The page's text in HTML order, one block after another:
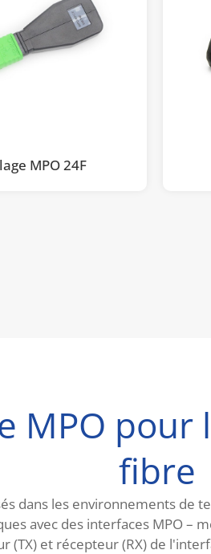
MPO 24F
MPO
fibre
dans les environnements de
avec des interfaces MPO –
et récepteur (RX) de